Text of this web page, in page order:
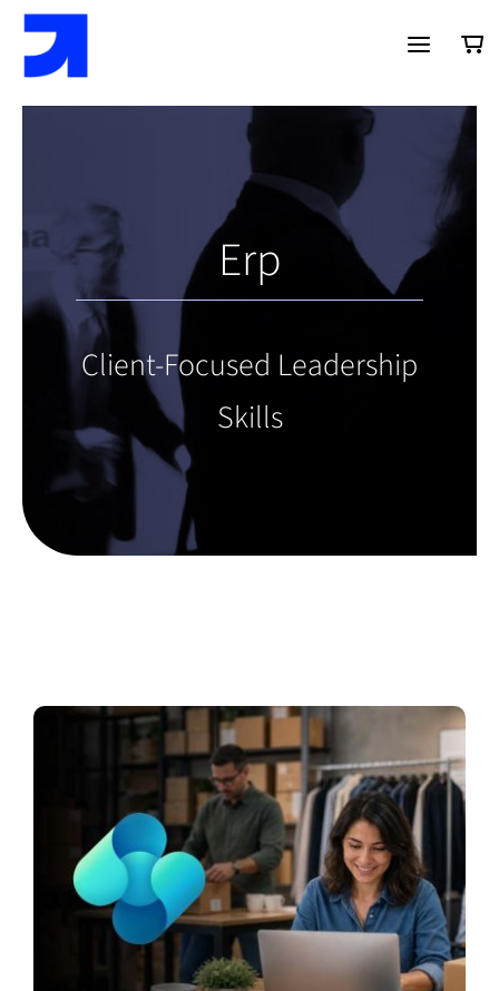
Saltar
contenido
Erp
Client-Focused Leadership
Skills